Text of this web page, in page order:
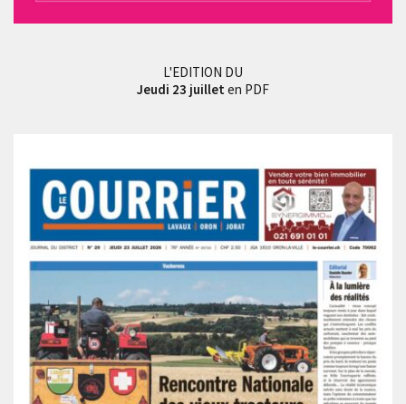
L'EDITION DU
Jeudi 23 juillet en PDF